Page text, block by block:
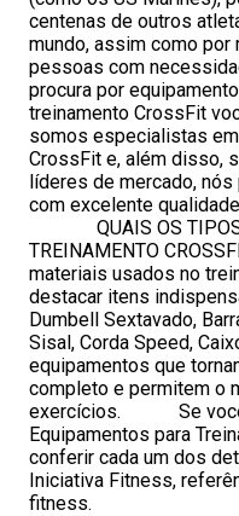
centenas de outros
mundo, assim como
pessoas com
procura por
treinamento CrossFit
somos especialistas
CrossFit e, além disso,
líderes de mercado,
com excelente
QUAIS OS TIPOS
TREINAMENTO
materiais usados no
destacar itens
Dumbell Sextavado,
Sisal, Corda Speed,
equipamentos que
completo e permitem o
exercícios. Se você
Equipamentos para
conferir cada um dos
Iniciativa Fitness,
fitness.